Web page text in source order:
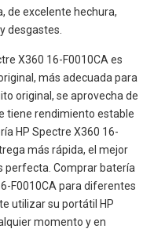
de excelente hechura,
desgastes.
X360 16-F0010CA es
más adecuada para
original, se aprovecha de
tiene rendimiento estable
HP Spectre X360 16-
más rápida, el mejor
perfecta. Comprar batería
F0010CA para diferentes
utilizar su portátil HP
momento y en